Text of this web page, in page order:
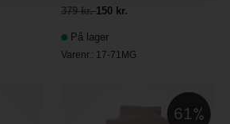
379 kr.150 kr.
På lager
Varenr.: 17-71MG
61